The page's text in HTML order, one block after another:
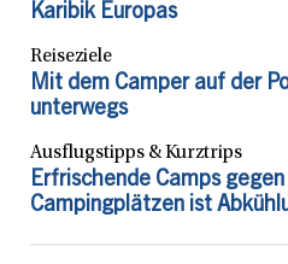
Karibik Europas
Reiseziele
Mit dem Camper auf der
unterwegs
Ausflugstipps & Kurztrips
Erfrischende Camps
Campingplätzen ist